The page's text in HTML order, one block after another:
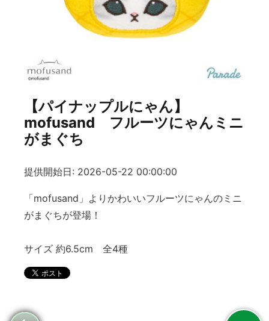
【パイナップルにゃん】
mofusand フルーツにゃんミニ
がまぐち
提供開始日: 2026-05-22 00:00:00
「mofusand」よりかわいいフルーツにゃんのミニ
がまぐちが登場！
サイズ 約6.5cm 全4種